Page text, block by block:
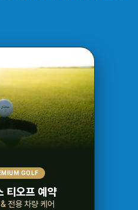
GOLF
티오프 예약
전용 차량 케어